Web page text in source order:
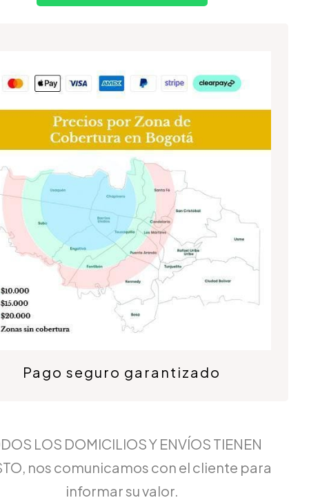
Pago seguro garantizado
LOS DOMICILIOS Y ENVÍOS TIENEN
nos comunicamos con el cliente para
informar su valor.